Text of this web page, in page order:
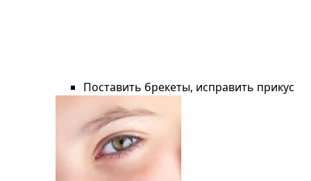
Поставить брекеты, исправить прикус